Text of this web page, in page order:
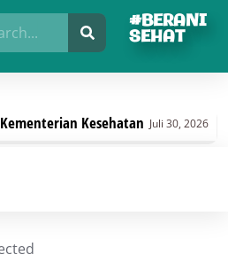
#BERANI
SEHAT
Kesehatan Juli 30, 2026